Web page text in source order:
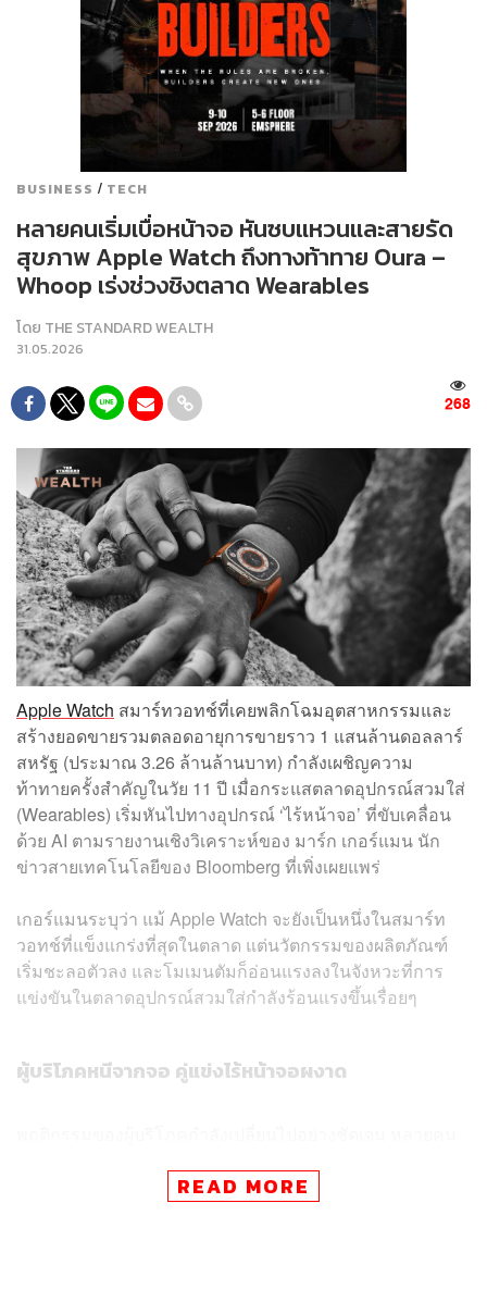
BUSINESS / TECH
หลายคนเริ่มเบื่อหน้าจอ หันซบแหวนและสายรัด
สุขภาพ Apple Watch ถึงทางท้าทาย Oura –
Whoop เร่งช่วงชิงตลาด Wearables
โดย THE STANDARD WEALTH
31.05.2026
268
Apple Watch สมาร์ทวอทช์ที่เคยพลิกโฉมอุตสาหกรรมและ
สร้างยอดขายรวมตลอดอายุการขายราว 1 แสนล้านดอลลาร์
สหรัฐ (ประมาณ 3.26 ล้านล้านบาท) กำลังเผชิญความ
ท้าทายครั้งสำคัญในวัย 11 ปี เมื่อกระแสตลาดอุปกรณ์สวมใส่
(Wearables) เริ่มหันไปทางอุปกรณ์ ‘ไร้หน้าจอ’ ที่ขับเคลื่อน
ด้วย AI ตามรายงานเชิงวิเคราะห์ของ มาร์ก เกอร์แมน นัก
ข่าวสายเทคโนโลยีของ Bloomberg ที่เพิ่งเผยแพร่
เกอร์แมนระบุว่า แม้ Apple Watch จะยังเป็นหนึ่งในสมาร์ท
วอทช์ที่แข็งแกร่งที่สุดในตลาด แต่นวัตกรรมของผลิตภัณฑ์
เริ่มชะลอตัวลง และโมเมนตัมก็อ่อนแรงลงในจังหวะที่การ
แข่งขันในตลาดอุปกรณ์สวมใส่กำลังร้อนแรงขึ้นเรื่อยๆ
ผู้บริโภคหนีจากจอ คู่แข่งไร้หน้าจอผงาด
อุปกรณ์ที่เรียบง่ายกว่า ซึ่งเน้นการเก็บข้อมูลสุขภาพแบบ
READ MORE